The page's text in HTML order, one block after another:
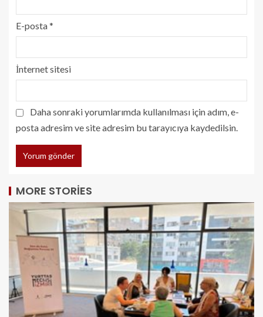
E-posta*
İnternet sitesi
Daha sonraki yorumlarımda kullanılması için adım, e-
posta adresim ve site adresim bu tarayıcıya kaydedilsin.
MORE STORIES